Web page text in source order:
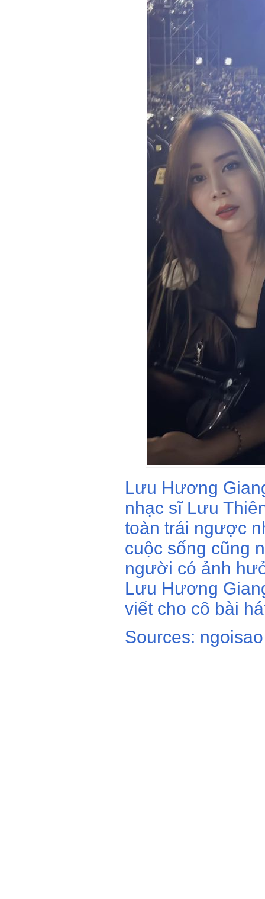
Lưu Hương
nhạc sĩ Lưu
toàn trái ngược
cuộc sống cũng
người có ảnh
Lưu Hương
viết cho cô bài
Sources: ngoisao